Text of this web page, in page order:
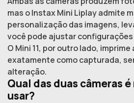
mas o Instax Mini Liplay admite
personalização das imagens,
você pode ajustar
O Mini 11, por outro lado, imprime
exatamente como capturada,
alteração.
Qual das duas câmeras
usar?